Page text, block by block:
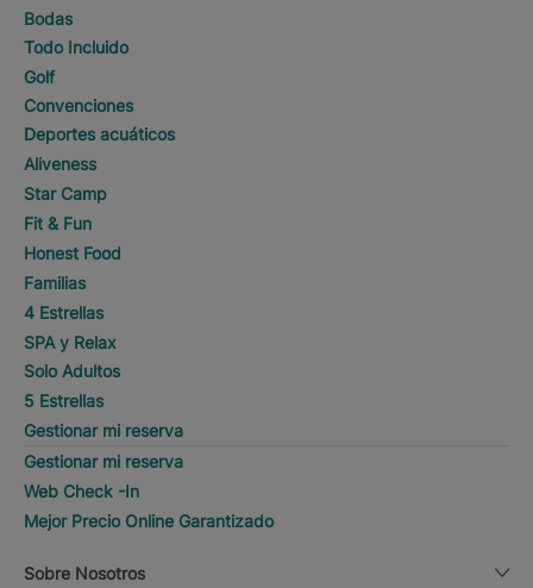
Bodas
Todo Incluido
Golf
Convenciones
Deportes acuáticos
Aliveness
Star Camp
Fit & Fun
Honest Food
Familias
4 Estrellas
SPA y Relax
Solo Adultos
5 Estrellas
Gestionar mi reserva
Gestionar mi reserva
Web Check -In
Mejor Precio Online Garantizado
Sobre Nosotros